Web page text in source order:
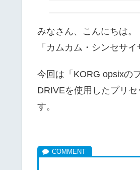
みなさん、こんにちは。
「カムカム・シンセサ
今回は「KORG opsixの
DRIVEを使用したプリ
す。